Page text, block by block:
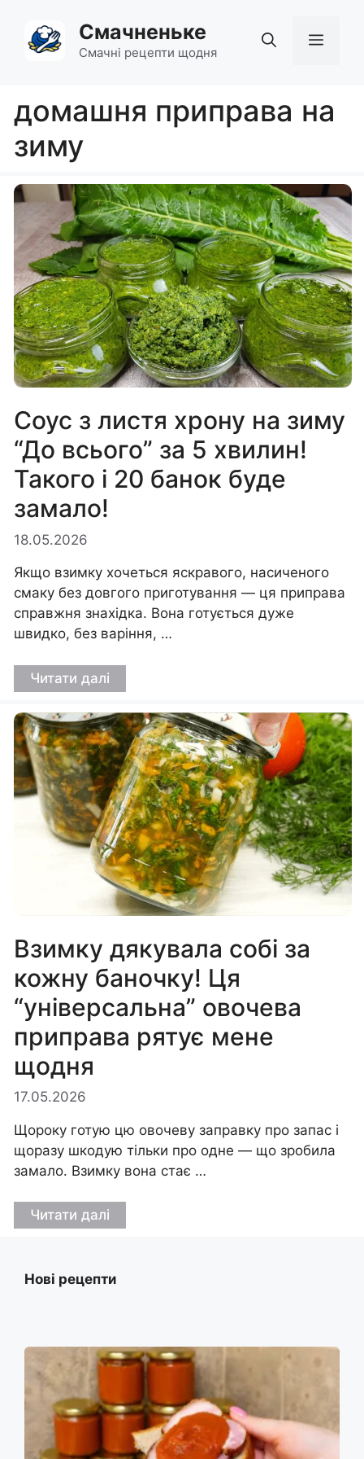
вмісту
Смачненьке
Смачні рецепти щодня
домашня приправа на
зиму
Соус з листя хрону на зиму
“До всього” за 5 хвилин!
Такого і 20 банок буде
замало!
18.05.2026
Якщо взимку хочеться яскравого, насиченого
смаку без довгого приготування — ця приправа
справжня знахідка. Вона готується дуже
швидко, без варіння, …
Читати далі
Взимку дякувала собі за
кожну баночку! Ця
“універсальна” овочева
приправа рятує мене
щодня
17.05.2026
Щороку готую цю овочеву заправку про запас і
щоразу шкодую тільки про одне — що зробила
замало. Взимку вона стає …
Читати далі
Нові рецепти